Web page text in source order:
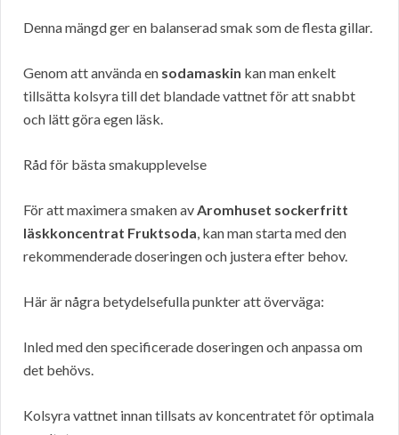
Denna mängd ger en balanserad smak som de flesta gillar.
Genom att använda en sodamaskin kan man enkelt
tillsätta kolsyra till det blandade vattnet för att snabbt
och lätt göra egen läsk.
Råd för bästa smakupplevelse
För att maximera smaken avAromhuset sockerfritt
läskkoncentrat Fruktsoda, kan man starta med den
rekommenderade doseringen och justera efter behov.
Här är några betydelsefulla punkter att överväga:
Inled med den specificerade doseringen och anpassa om
det behövs.
Kolsyra vattnet innan tillsats av koncentratet för optimala